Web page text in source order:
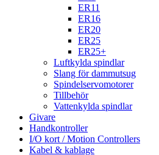
ER11
ER16
ER20
ER25
ER25+
Luftkylda spindlar
Slang för dammutsug
Spindelservomotorer
Tillbehör
Vattenkylda spindlar
Givare
Handkontroller
I/O kort / Motion Controllers
Kabel & kablage